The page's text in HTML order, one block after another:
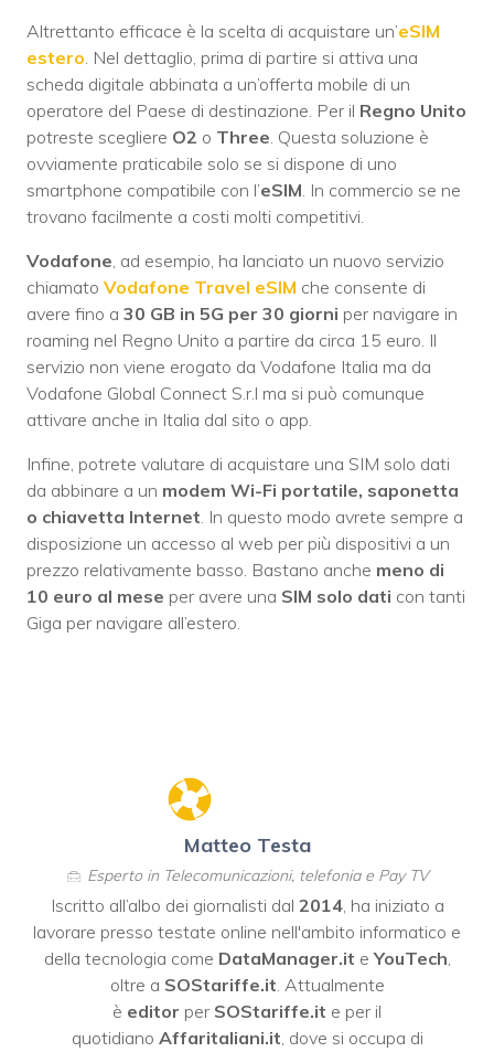
Altrettanto efficace è la scelta di acquistare un’eSIM
estero. Nel dettaglio, prima di partire si attiva una
scheda digitale abbinata a un’offerta mobile di un
operatore del Paese di destinazione. Per il Regno Unito
potreste scegliere O2 o Three. Questa soluzione è
ovviamente praticabile solo se si dispone di uno
smartphone compatibile con l’eSIM. In commercio se ne
trovano facilmente a costi molti competitivi.
Vodafone, ad esempio, ha lanciato un nuovo servizio
chiamato Vodafone Travel eSIM che consente di
avere fino a 30 GB in 5G per 30 giorni per navigare in
roaming nel Regno Unito a partire da circa 15 euro. Il
servizio non viene erogato da Vodafone Italia ma da
Vodafone Global Connect S.r.l ma si può comunque
attivare anche in Italia dal sito o app.
Infine, potrete valutare di acquistare una SIM solo dati
da abbinare a un modem Wi-Fi portatile, saponetta
o chiavetta Internet. In questo modo avrete sempre a
disposizione un accesso al web per più dispositivi a un
prezzo relativamente basso. Bastano anche meno di
10 euro al mese per avere una SIM solo dati con tanti
Giga per navigare all’estero.
Matteo Testa
Esperto in Telecomunicazioni, telefonia e Pay TV
Iscritto all’albo dei giornalisti dal 2014, ha iniziato a
lavorare presso testate online nell'ambito informatico e
della tecnologia come DataManager.it eYouTech,
oltre a SOStariffe.it. Attualmente
è editor per SOStariffe.it e per il
quotidiano Affaritaliani.it, dove si occupa di